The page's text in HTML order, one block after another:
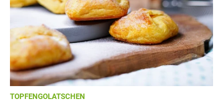
TOPFENGOLATSCHEN